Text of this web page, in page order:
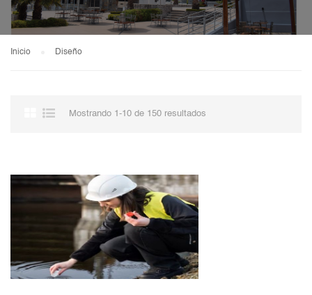
Inicio Diseño
Mostrando 1-10 de 150 resultados